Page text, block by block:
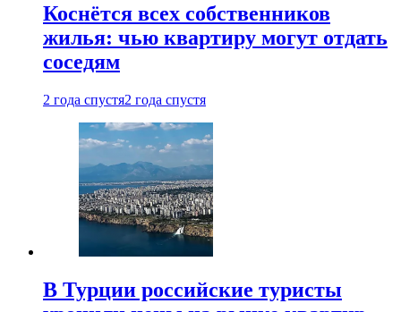
Коснётся всех собственников
жилья: чью квартиру могут отдать
соседям
2 года спустя2 года спустя
В Турции российские туристы